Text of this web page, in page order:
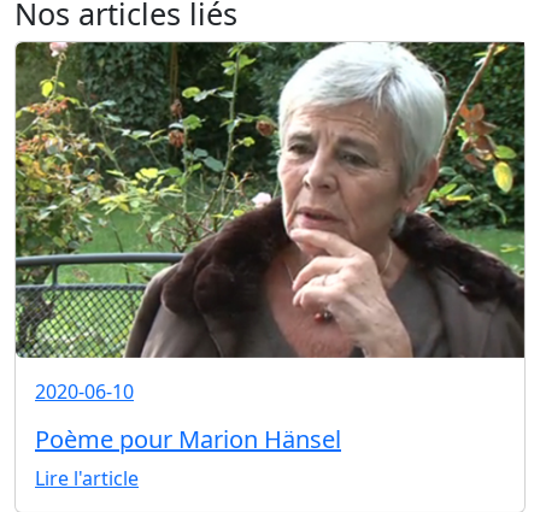
Nos articles liés
2020-06-10
Poème pour Marion Hänsel
Lire l'article